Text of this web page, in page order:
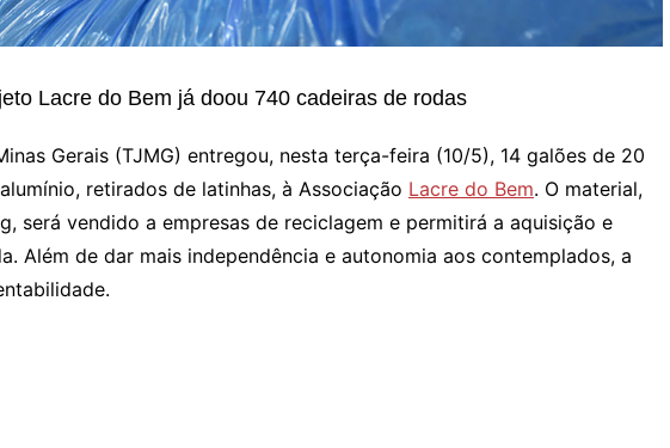
Lacre do Bem já doou 740 cadeiras de rodas
Gerais (TJMG) entregou, nesta terça-feira (10/5), 14 galões de 20
retirados de latinhas, à Associação Lacre do Bem. O material,
será vendido a empresas de reciclagem e permitirá a aquisição e
Além de dar mais independência e autonomia aos contemplados, a